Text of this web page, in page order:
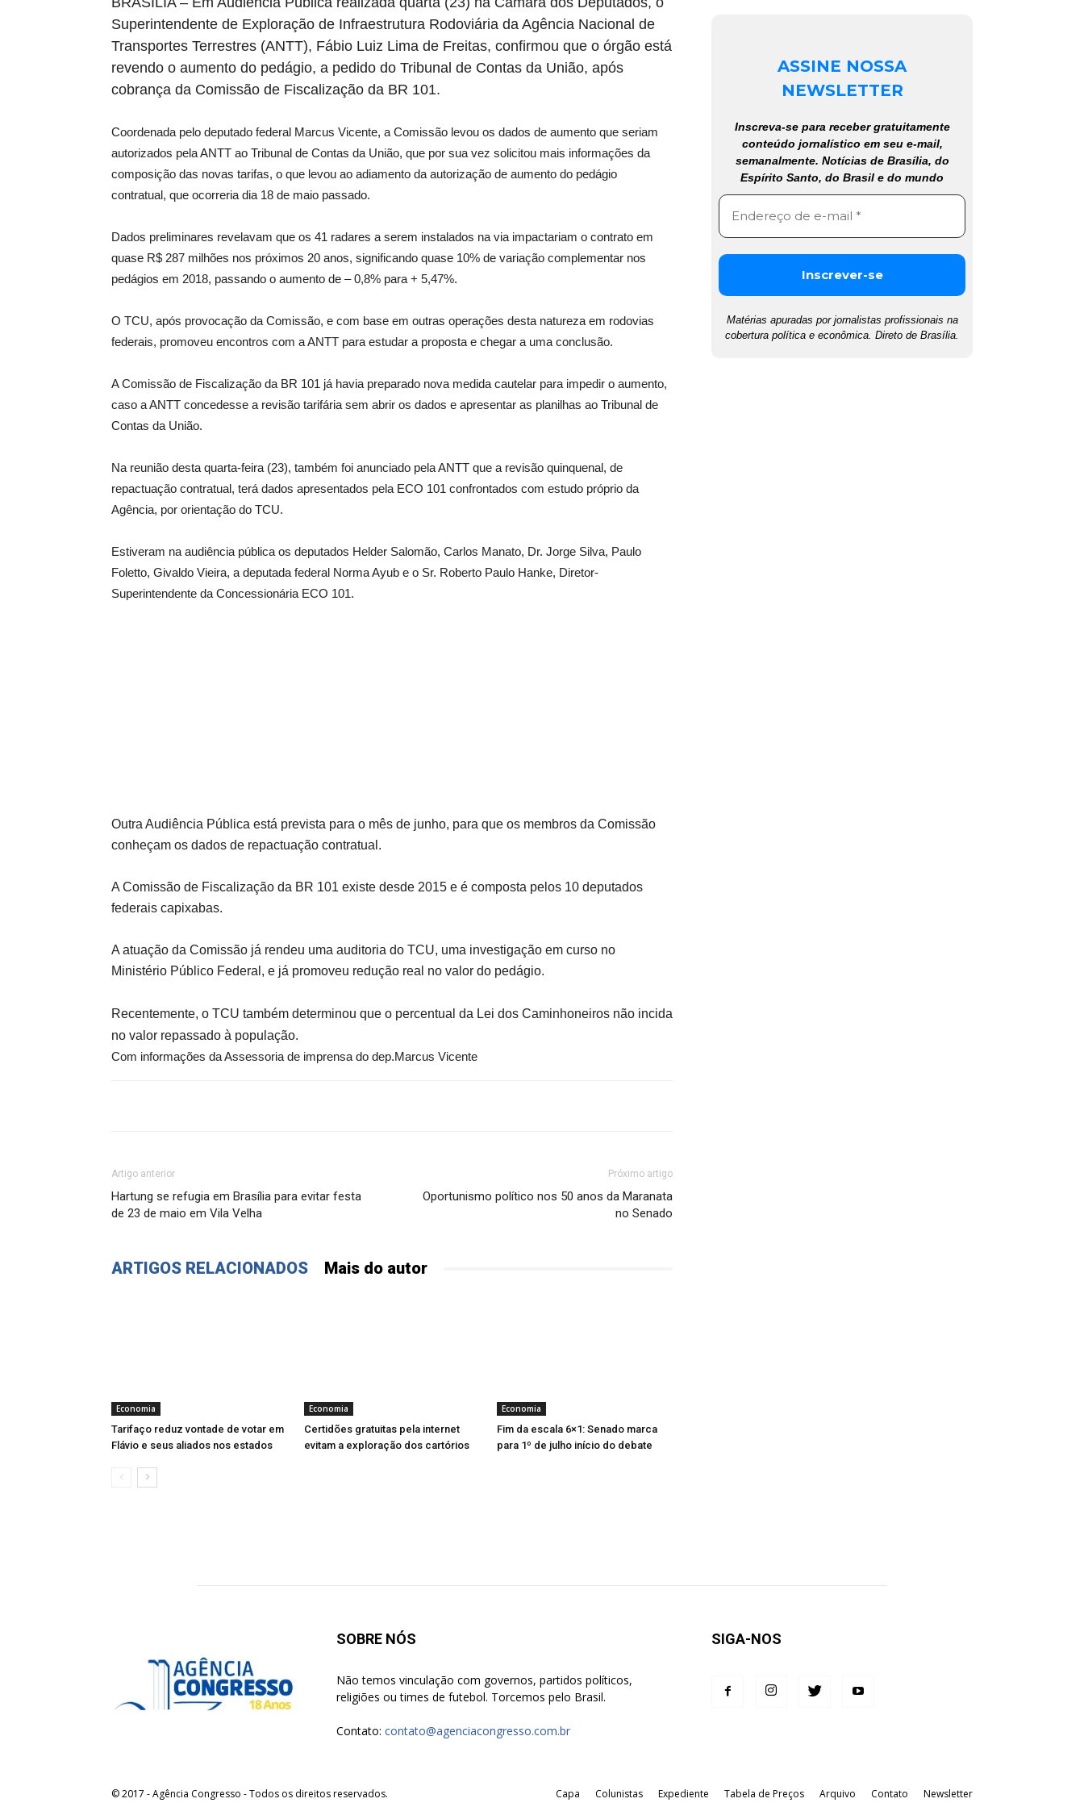
Superintendente de Exploração de Infraestrutura Rodoviária da Agência Nacional de
Transportes Terrestres (ANTT), Fábio Luiz Lima de Freitas, confirmou que o órgão está
revendo o aumento do pedágio, a pedido do Tribunal de Contas da União, após
cobrança da Comissão de Fiscalização da BR 101.
Coordenada pelo deputado federal Marcus Vicente, a Comissão levou os dados de aumento que seriam
autorizados pela ANTT ao Tribunal de Contas da União, que por sua vez solicitou mais informações da
composição das novas tarifas, o que levou ao adiamento da autorização de aumento do pedágio
contratual, que ocorreria dia 18 de maio passado.
Dados preliminares revelavam que os 41 radares a serem instalados na via impactariam o contrato em
quase R$ 287 milhões nos próximos 20 anos, significando quase 10% de variação complementar nos
pedágios em 2018, passando o aumento de – 0,8% para + 5,47%.
O TCU, após provocação da Comissão, e com base em outras operações desta natureza em rodovias
federais, promoveu encontros com a ANTT para estudar a proposta e chegar a uma conclusão.
A Comissão de Fiscalização da BR 101 já havia preparado nova medida cautelar para impedir o aumento,
caso a ANTT concedesse a revisão tarifária sem abrir os dados e apresentar as planilhas ao Tribunal de
Contas da União.
Na reunião desta quarta-feira (23), também foi anunciado pela ANTT que a revisão quinquenal, de
repactuação contratual, terá dados apresentados pela ECO 101 confrontados com estudo próprio da
Agência, por orientação do TCU.
Estiveram na audiência pública os deputados Helder Salomão, Carlos Manato, Dr. Jorge Silva, Paulo
Foletto, Givaldo Vieira, a deputada federal Norma Ayub e o Sr. Roberto Paulo Hanke, Diretor-
Superintendente da Concessionária ECO 101.
Outra Audiência Pública está prevista para o mês de junho, para que os membros da Comissão
conheçam os dados de repactuação contratual.
A Comissão de Fiscalização da BR 101 existe desde 2015 e é composta pelos 10 deputados
federais capixabas.
A atuação da Comissão já rendeu uma auditoria do TCU, uma investigação em curso no
Ministério Público Federal, e já promoveu redução real no valor do pedágio.
Recentemente, o TCU também determinou que o percentual da Lei dos Caminhoneiros não incida
no valor repassado à população.
Com informações da Assessoria de imprensa do dep.Marcus Vicente
Artigo anterior
Hartung se refugia em Brasília para evitar festa
de 23 de maio em Vila Velha
Próximo artigo
Oportunismo político nos 50 anos da Maranata
no Senado
ARTIGOS RELACIONADOS Mais do autor
Economia
Tarifaço reduz vontade de votar em
Flávio e seus aliados nos estados
Economia
Certidões gratuitas pela internet
evitam a exploração dos cartórios
Economia
Fim da escala 6×1: Senado marca
para 1º de julho início do debate
ASSINE NOSSA
NEWSLETTER
Inscreva-se para receber gratuitamente
conteúdo jornalístico em seu e-mail,
semanalmente. Notícias de Brasília, do
Espírito Santo, do Brasil e do mundo
Matérias apuradas por jornalistas profissionais na
cobertura política e econômica. Direto de Brasília.
SOBRE NÓS
Não temos vinculação com governos, partidos políticos,
religiões ou times de futebol. Torcemos pelo Brasil.
Contato: contato@agenciacongresso.com.br
SIGA-NOS
Capa Colunistas Expediente Tabela de Preços Arquivo Contato Newsletter
© 2017 - Agência Congresso - Todos os direitos reservados.